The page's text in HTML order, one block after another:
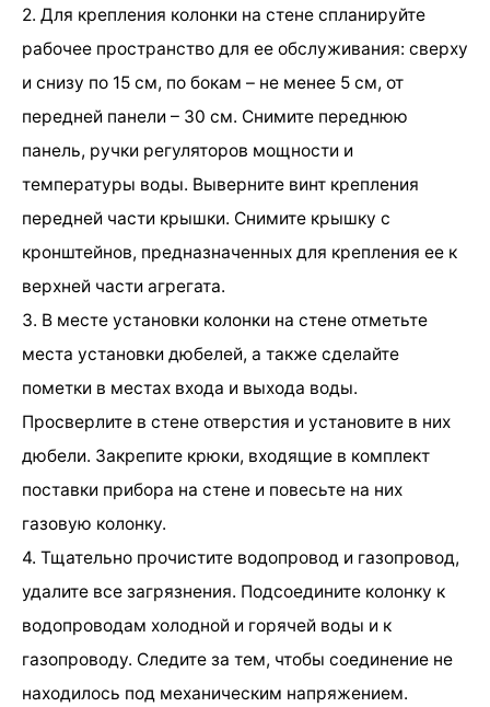
2. Для крепления колонки на стене спланируйте
рабочее пространство для ее обслуживания: сверху
и снизу по 15 см, по бокам – не менее 5 см, от
передней панели – 30 см. Снимите переднюю
панель, ручки регуляторов мощности и
температуры воды. Выверните винт крепления
передней части крышки. Снимите крышку с
кронштейнов, предназначенных для крепления ее к
верхней части агрегата.
3. В месте установки колонки на стене отметьте
места установки дюбелей, а также сделайте
пометки в местах входа и выхода воды.
Просверлите в стене отверстия и установите в них
дюбели. Закрепите крюки, входящие в комплект
поставки прибора на стене и повесьте на них
газовую колонку.
4. Тщательно прочистите водопровод и газопровод,
удалите все загрязнения. Подсоедините колонку к
водопроводам холодной и горячей воды и к
газопроводу. Следите за тем, чтобы соединение не
находилось под механическим напряжением.